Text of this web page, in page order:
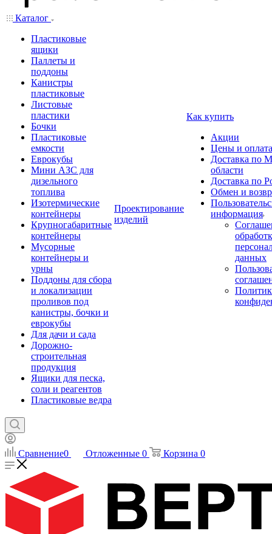
Каталог
Пластиковые
ящики
Паллеты и
поддоны
Канистры
пластиковые
Листовые
пластики
Бочки
Пластиковые
емкости
Еврокубы
Мини АЗС для
дизельного
топлива
Изотермические
контейнеры
Крупногабаритные
контейнеры
Мусорные
контейнеры и
урны
Поддоны для сбора
и локализации
проливов под
канистры, бочки и
еврокубы
Для дачи и сада
Дорожно-
строительная
продукция
Ящики для песка,
соли и реагентов
Пластиковые ведра
Проектирование
изделий
Как купить
Акции
Цены и оплата
Доставка по
области
Доставка по
Обмен и
информация
данных
Сравнение0 Отложенные 0 Корзина 0